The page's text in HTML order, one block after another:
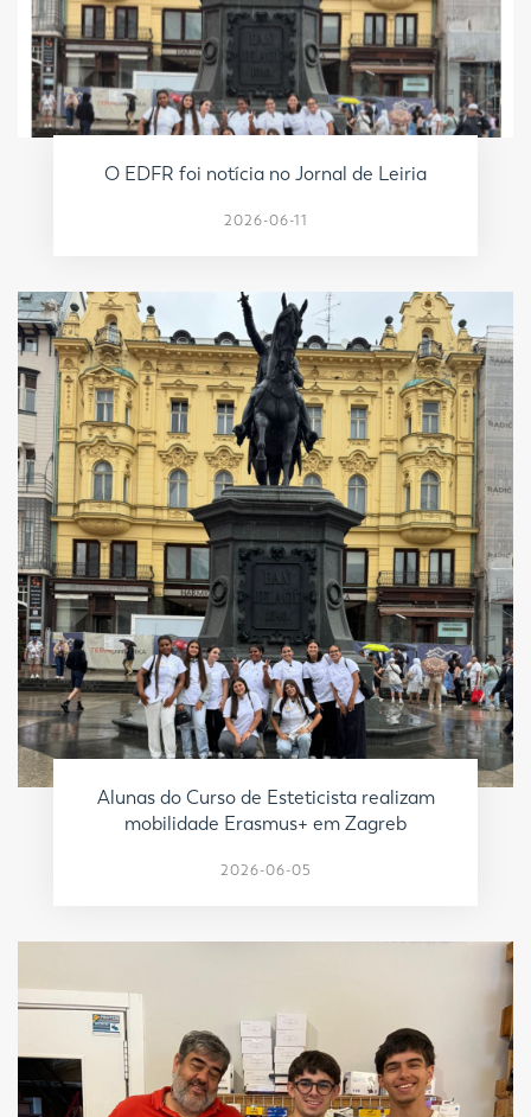
O EDFR foi notícia no Jornal de Leiria
2026-06-11
Alunas do Curso de Esteticista realizam
mobilidade Erasmus+ em Zagreb
2026-06-05